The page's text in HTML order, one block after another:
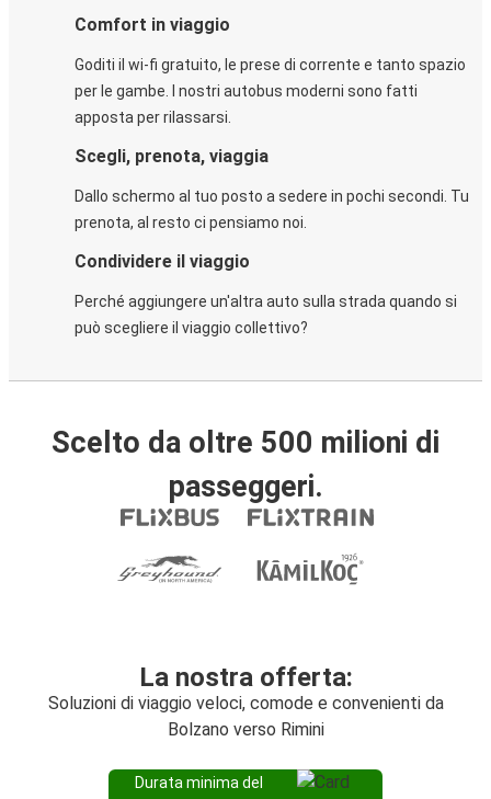
Comfort in viaggio
Goditi il wi-fi gratuito, le prese di corrente e tanto spazio
per le gambe. I nostri autobus moderni sono fatti
apposta per rilassarsi.
Scegli, prenota, viaggia
Dallo schermo al tuo posto a sedere in pochi secondi. Tu
prenota, al resto ci pensiamo noi.
Condividere il viaggio
Perché aggiungere un'altra auto sulla strada quando si
può scegliere il viaggio collettivo?
Scelto da oltre 500 milioni di
passeggeri.
La nostra offerta:
Soluzioni di viaggio veloci, comode e convenienti da
Bolzano verso Rimini
Durata minima del